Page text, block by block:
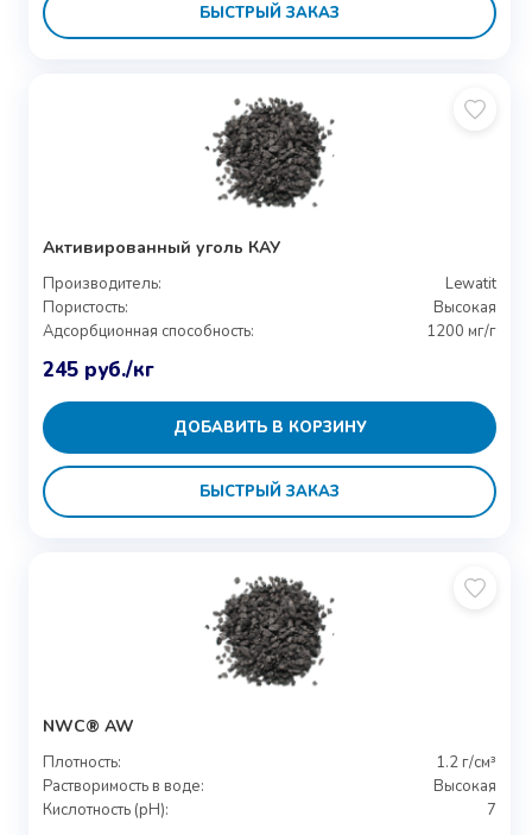
БЫСТРЫЙ ЗАКАЗ
Активированный уголь КАУ
Производитель:
Lewatit
Пористость:
Высокая
Адсорбционная способность:
1200 мг/г
245 руб./кг
ДОБАВИТЬ В КОРЗИНУ
БЫСТРЫЙ ЗАКАЗ
NWC® AW
Плотность:
1.2 г/см³
Растворимость в воде:
Высокая
Кислотность (pH):
7